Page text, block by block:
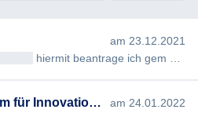
am 23.12.2021
hiermit beantrage ich gem §§ 2, 3 AuskunftspflichtG die Erteilung folgender Auskunft…
Bundesministerium für Innovation, Mobilität und Infrastruktur
am 24.01.2022